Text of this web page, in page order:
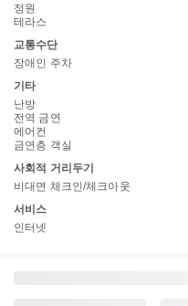
정원
테라스
교통수단
장애인 주차
기타
난방
전역 금연
에어컨
금연층 객실
사회적 거리두기
비대면 체크인/체크아웃
서비스
인터넷